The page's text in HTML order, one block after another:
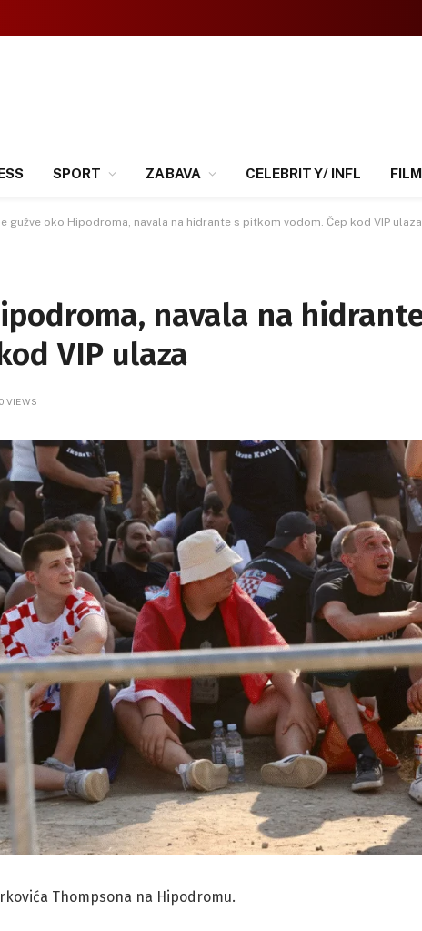
SPORT ZABAVA CELEBRITY/ INFL
gužve oko Hipodroma, navala na hidrante s pitkom vodom. Čep kod VIP ulaza
navala na
VIP ulaza
0 VIEWS
Thompsona na Hipodromu.